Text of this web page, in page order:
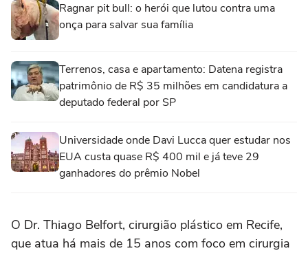
Ragnar pit bull: o herói que lutou contra uma
onça para salvar sua família
Terrenos, casa e apartamento: Datena registra
patrimônio de R$ 35 milhões em candidatura a
deputado federal por SP
Universidade onde Davi Lucca quer estudar nos
EUA custa quase R$ 400 mil e já teve 29
ganhadores do prêmio Nobel
O Dr. Thiago Belfort, cirurgião plástico em Recife,
que atua há mais de 15 anos com foco em cirurgia